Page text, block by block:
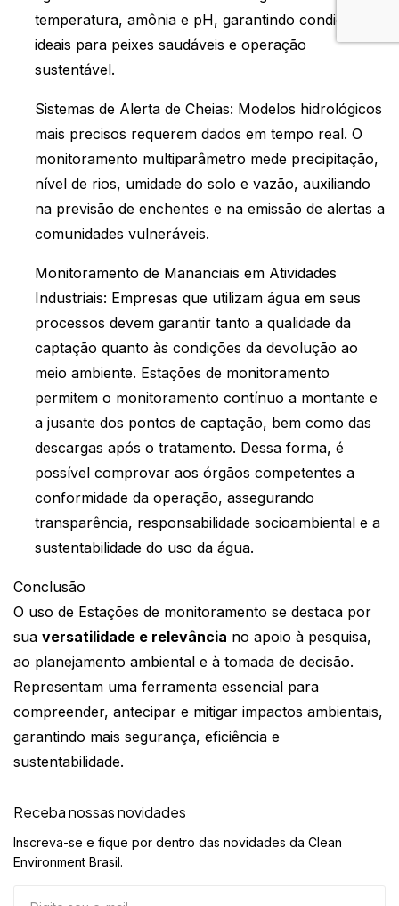
temperatura, amônia e pH, garantindo condições
ideais para peixes saudáveis e operação
sustentável.
Sistemas de Alerta de Cheias: Modelos hidrológicos
mais precisos requerem dados em tempo real. O
monitoramento multiparâmetro mede precipitação,
nível de rios, umidade do solo e vazão, auxiliando
na previsão de enchentes e na emissão de alertas a
comunidades vulneráveis.
Monitoramento de Mananciais em Atividades
Industriais: Empresas que utilizam água em seus
processos devem garantir tanto a qualidade da
captação quanto às condições da devolução ao
meio ambiente. Estações de monitoramento
permitem o monitoramento contínuo a montante e
a jusante dos pontos de captação, bem como das
descargas após o tratamento. Dessa forma, é
possível comprovar aos órgãos competentes a
conformidade da operação, assegurando
transparência, responsabilidade socioambiental e a
sustentabilidade do uso da água.
Conclusão
O uso de Estações de monitoramento se destaca por
sua versatilidade e relevância no apoio à pesquisa,
ao planejamento ambiental e à tomada de decisão.
Representam uma ferramenta essencial para
compreender, antecipar e mitigar impactos ambientais,
garantindo mais segurança, eficiência e
sustentabilidade.
Receba nossas novidades
Inscreva-se e fique por dentro das novidades da Clean
Environment Brasil.